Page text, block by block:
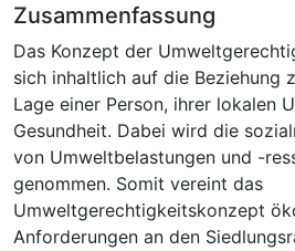
Zusammenfassung
Das Konzept der
sich inhaltlich auf die Beziehung
Lage einer Person, ihrer lokalen
Gesundheit. Dabei wird die
von Umweltbelastungen und -
genommen. Somit vereint das
Umweltgerechtigkeitskonzept
Anforderungen an den